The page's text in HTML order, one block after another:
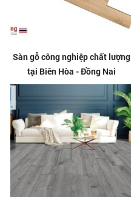
Sàn gỗ công nghiệp chất lượng
tại Biên Hòa - Đồng Nai